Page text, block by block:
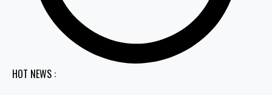
HOT NEWS :